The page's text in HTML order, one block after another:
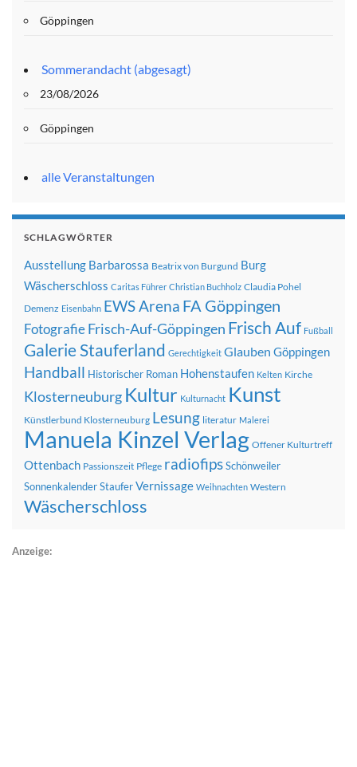
Göppingen
Sommerandacht (abgesagt)
23/08/2026
Göppingen
alle Veranstaltungen
SCHLAGWÖRTER
Ausstellung Barbarossa Beatrix von Burgund Burg
Wäscherschloss Caritas Führer Christian Buchholz Claudia Pohel
Demenz Eisenbahn EWS Arena FA Göppingen
FotografieFrisch-Auf-Göppingen Frisch Auf Fußball
Galerie Stauferland Gerechtigkeit Glauben Göppingen
Handball Historischer Roman Hohenstaufen Kelten Kirche
Klosterneuburg Kultur Kulturnacht Kunst
Künstlerbund Klosterneuburg Lesung literatur Malerei
Manuela Kinzel Verlag Offener Kulturtreff
Ottenbach Passionszeit Pflege radiofipsSchönweiler
SonnenkalenderStauferVernissage Weihnachten Western
Wäscherschloss
Anzeige: